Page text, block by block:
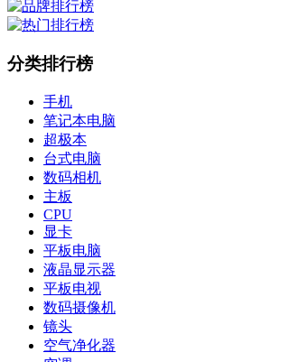
分类排行榜
手机
笔记本电脑
超极本
台式电脑
数码相机
主板
CPU
显卡
平板电脑
液晶显示器
平板电视
数码摄像机
镜头
空气净化器